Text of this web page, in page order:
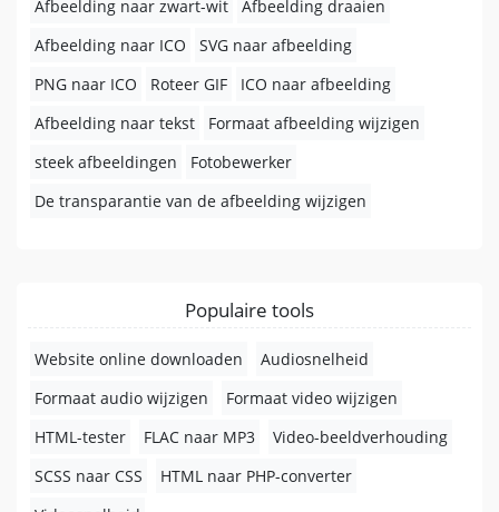
Afbeelding naar zwart-wit
Afbeelding draaien
Afbeelding naar ICO
SVG naar afbeelding
PNG naar ICO
Roteer GIF
ICO naar afbeelding
Afbeelding naar tekst
Formaat afbeelding wijzigen
steek afbeeldingen
Fotobewerker
De transparantie van de afbeelding wijzigen
Populaire tools
Website online downloaden
Audiosnelheid
Formaat audio wijzigen
Formaat video wijzigen
HTML-tester
FLAC naar MP3
Video-beeldverhouding
SCSS naar CSS
HTML naar PHP-converter